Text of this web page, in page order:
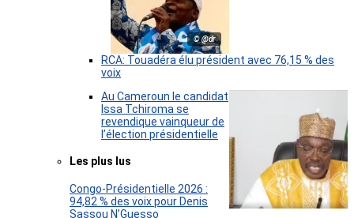
© @dr
RCA: Touadéra élu président avec 76,15 % des
voix
Au Cameroun le candidat
Issa Tchiroma se
revendique vainqueur de
l’élection présidentielle
Les plus lus
Congo-Présidentielle 2026 :
94,82 % des voix pour Denis
Sassou N’Guesso